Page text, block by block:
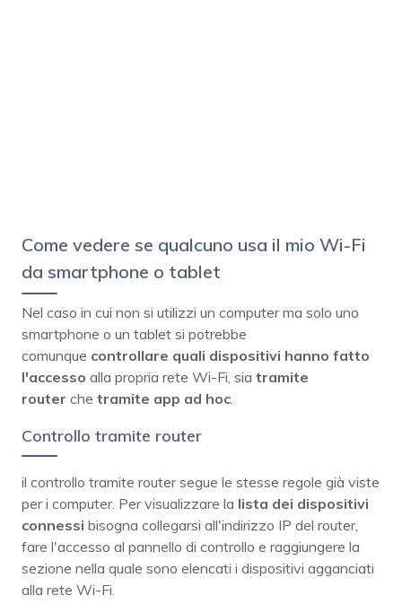
Come vedere se qualcuno usa il mio Wi-Fi
da smartphone o tablet
Nel caso in cui non si utilizzi un computer ma solo uno
smartphone o un tablet si potrebbe
comunque controllare quali dispositivi hanno fatto
l'accesso alla propria rete Wi-Fi, sia tramite
router che tramite app ad hoc
Controllo tramite router
il controllo tramite router segue le stesse regole già viste
per i computer. Per visualizzare la lista dei dispositivi
connessi bisogna collegarsi all'indirizzo IP del router,
fare l'accesso al pannello di controllo e raggiungere la
sezione nella quale sono elencati i dispositivi agganciati
alla rete Wi-Fi.